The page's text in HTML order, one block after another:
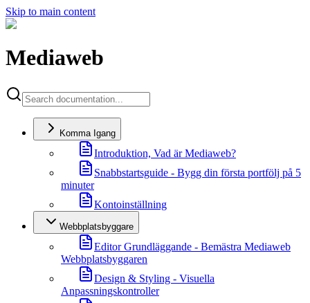
Skip to main content
Mediaweb
Komma Igang
Introduktion, Vad är Mediaweb?
Snabbstartsguide - Bygg din första portfölj på 5
minuter
Kontoinställning
Webbplatsbyggare
Editor Grundläggande - Bemästra Mediaweb
Webbplatsbyggaren
Design & Styling - Visuella
Anpassningskontroller